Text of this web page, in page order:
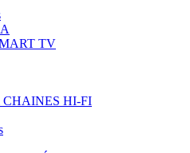
TV
CHAINES HI-FI